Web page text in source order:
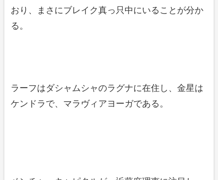
おり、まさにブレイク真っ只中にいることが分か
る。
ラーフはダシャムシャのラグナに在住し、金星は
ケンドラで、マラヴィアヨーガである。